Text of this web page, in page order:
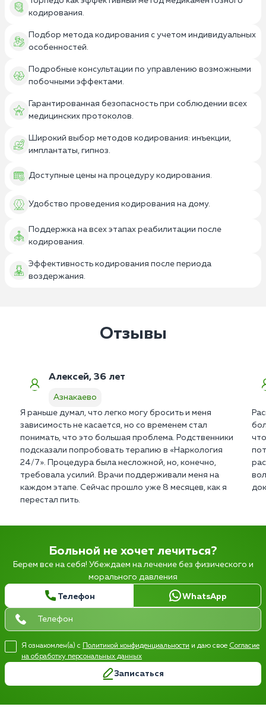
кодирования.
Подбор метода кодирования с учетом индивидуальных
особенностей.
Подробные консультации по управлению возможными
побочными эффектами.
Гарантированная безопасность при соблюдении всех
медицинских протоколов.
Широкий выбор методов кодирования: инъекции,
имплантаты, гипноз.
Доступные цены на процедуру кодирования.
Удобство проведения кодирования на дому.
Поддержка на всех этапах реабилитации после
кодирования.
Эффективность кодирования после периода
воздержания.
Отзывы
Алексей, 36 лет
Азнакаево
Я раньше думал, что легко могу бросить и меня
зависимость не касается, но со временем стал
понимать, что это большая проблема. Родственники
подсказали попробовать терапию в «Наркология
24/7». Процедура была несложной, но, конечно,
требовала усилий. Врачи поддерживали меня на
каждом этапе. Сейчас прошло уже 8 месяцев, как я
перестал пить.
Больной не хочет лечиться?
Берем все на себя! Убеждаем на лечение без физического и
морального давления
Телефон WhatsApp
Я ознакомлен(а) с Политикой конфиденциальности и даю свое Согласие
на обработку персональных данных
Записаться